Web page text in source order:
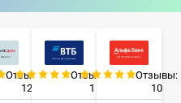
Отзывы:
12
Отзывы:
1
Отзывы:
10